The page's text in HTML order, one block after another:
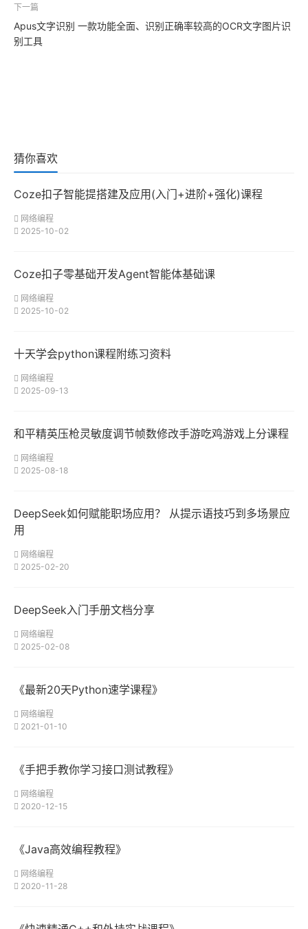
下一篇
Apus文字识别 一款功能全面、识别正确率较高的OCR文字图片识
别工具
猜你喜欢
Coze扣子智能提搭建及应用(入门+进阶+强化)课程
网络编程
2025-10-02
Coze扣子零基础开发Agent智能体基础课
网络编程
2025-10-02
十天学会python课程附练习资料
网络编程
2025-09-13
和平精英压枪灵敏度调节帧数修改手游吃鸡游戏上分课程
网络编程
2025-08-18
DeepSeek如何赋能职场应用？ 从提示语技巧到多场景应
用
网络编程
2025-02-20
DeepSeek入门手册文档分享
网络编程
2025-02-08
《最新20天Python速学课程》
网络编程
2021-01-10
《手把手教你学习接口测试教程》
网络编程
2020-12-15
《Java高效编程教程》
网络编程
2020-11-28